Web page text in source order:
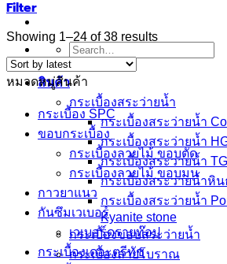
Search
for:
สินค้า
กระเบื้องสระว่ายนํ้า
กระเบื้องสระว่ายน้ำ
กระเบื้องสระว่ายน้ำ
กระเบื้องสระว่ายน้ำ
กระเบื้องสระว่ายน้ำหิ
กระเบื้องสระว่ายนํ้า
Kyanite stone
กระเบื้องขอบสระว่ายน้ำ
กระเบื้องลายโบราณ
Filter
Showing 1–24 of 38 resultsSorted
หมวดหมู่สินค้า
กระเบื้อง SPC
ขอบกระเบื้อง
กระเบื้องลายไม้ ขอบตัด
กระเบื้องลายไม้ ขอบมน
กาวยาแนว
กันซึมเวเบอร์
เวเบอร์ดรายท๊อป
กระเบื้องเดอะตรีทัช